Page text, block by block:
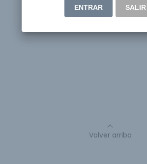
Volver arriba
ENTRAR SALIR